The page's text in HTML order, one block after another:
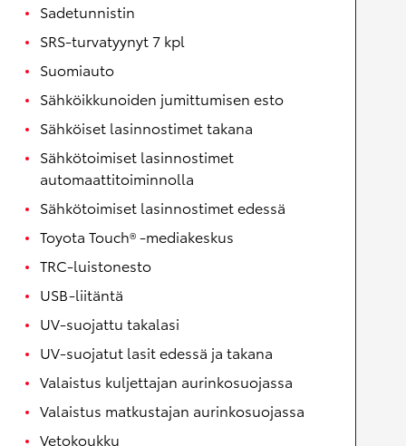
Sadetunnistin
SRS-turvatyynyt 7 kpl
Suomiauto
Sähköikkunoiden jumittumisen esto
Sähköiset lasinnostimet takana
Sähkötoimiset lasinnostimet
automaattitoiminnolla
Sähkötoimiset lasinnostimet edessä
Toyota Touch® -mediakeskus
TRC-luistonesto
USB-liitäntä
UV-suojattu takalasi
UV-suojatut lasit edessä ja takana
Valaistus kuljettajan aurinkosuojassa
Valaistus matkustajan aurinkosuojassa
Vetokoukku